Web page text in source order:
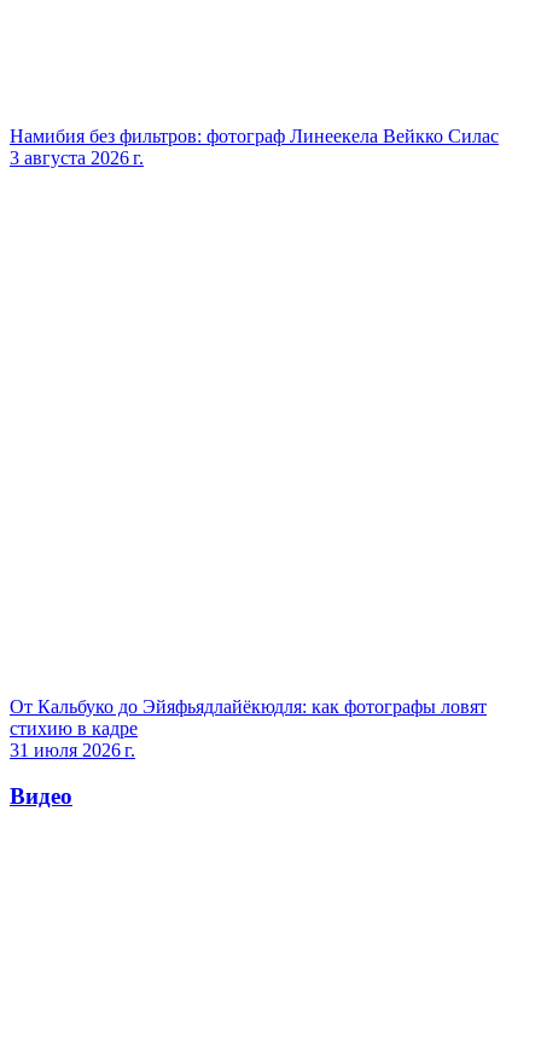
Намибия без фильтров: фотограф Линеекела Вейкко Силас
3 августа 2026 г.
От Кальбуко до Эйяфьядлайёкюдля: как фотографы ловят
стихию в кадре
31 июля 2026 г.
Видео